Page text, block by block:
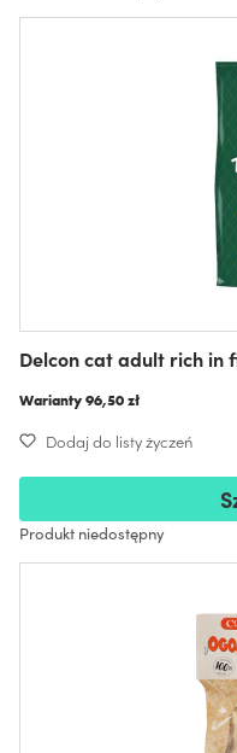
Delcon cat adult rich in
Warianty96,50 zł
Dodaj do listy życzeń
Produkt niedostępny